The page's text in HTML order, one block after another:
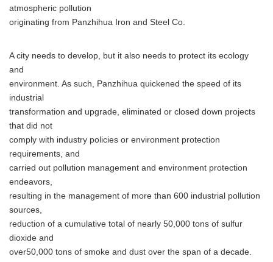
atmospheric pollution
originating from Panzhihua Iron and Steel Co.
A city needs to develop, but it also needs to protect its ecology
and
environment. As such, Panzhihua quickened the speed of its
industrial
transformation and upgrade, eliminated or closed down projects
that did not
comply with industry policies or environment protection
requirements, and
carried out pollution management and environment protection
endeavors,
resulting in the management of more than 600 industrial pollution
sources,
reduction of a cumulative total of nearly 50,000 tons of sulfur
dioxide and
over50,000 tons of smoke and dust over the span of a decade.
English